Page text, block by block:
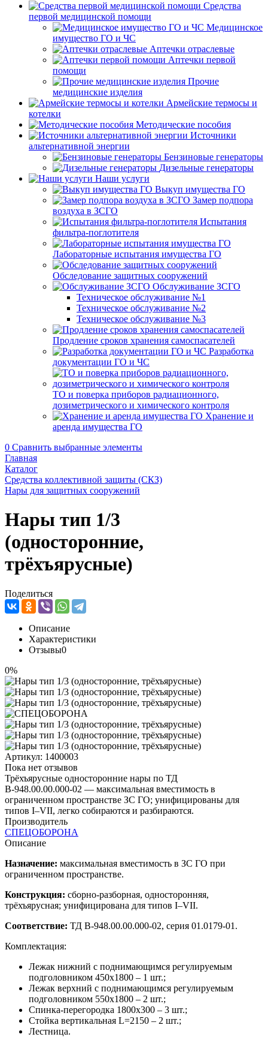
Средства
первой медицинской помощи
Медицинское
имущество ГО и ЧС
Аптечки отраслевые
Аптечки первой
помощи
Прочие
медицинские изделия
Армейские термосы и
котелки
Методические пособия
Источники
альтернативной энергии
Бензиновые генераторы
Дизельные генераторы
Наши услуги
Выкуп имущества ГО
Замер подпора
воздуха в ЗСГО
Испытания
фильтра-поглотителя
Лабораторные испытания имущества ГО
Обследование защитных сооружений
Обслуживание ЗСГО
Техническое обслуживание №1
Техническое обслуживание №2
Техническое обслуживание №3
Продление сроков хранения самоспасателей
Разработка
документации ГО и ЧС
ТО и поверка приборов радиационного,
дозиметрического и химического контроля
Хранение и
аренда имущества ГО
0 Сравнить выбранные элементы
Главная
Каталог
Средства коллективной защиты (СКЗ)
Нары для защитных сооружений
Нары тип 1/3
(односторонние,
трёхъярусные)
Поделиться
Описание
Характеристики
Отзывы0
0%
Артикул: 1400003
Пока нет отзывов
Трёхъярусные односторонние нары по ТД
В‑948.00.00.000‑02 — максимальная вместимость в
ограниченном пространстве ЗС ГО; унифицированы для
типов I–VII, легко собираются и разбираются.
Производитель
СПЕЦОБОРОНА
Описание
Назначение: максимальная вместимость в ЗС ГО при
ограниченном пространстве.
Конструкция: сборно‑разборная, односторонняя,
трёхъярусная; унифицирована для типов I–VII.
Соответствие: ТД В‑948.00.00.000‑02, серия 01.0179‑01.
Комплектация:
Лежак нижний с поднимающимся регулируемым
подголовником 450х1800 – 1 шт.;
Лежак верхний с поднимающимся регулируемым
подголовником 550х1800 – 2 шт.;
Спинка-перегородка 1800х300 – 3 шт.;
Стойка вертикальная L=2150 – 2 шт.;
Лестница.